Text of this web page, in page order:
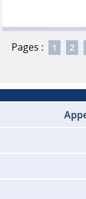
Pages : 1 2